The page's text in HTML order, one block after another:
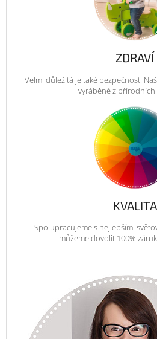
ZDRAVÍ
Velmi důležitá je také bezpečnost.
vyráběné z přírodních
KVALITA
Spolupracujeme s nejlepšími
můžeme dovolit 100%